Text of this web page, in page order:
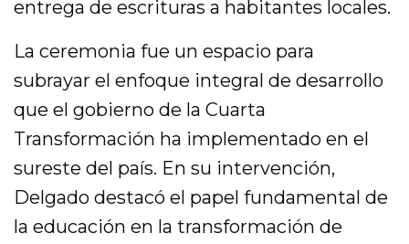
entrega de escrituras a habitantes locales.
La ceremonia fue un espacio para
subrayar el enfoque integral de desarrollo
que el gobierno de la Cuarta
Transformación ha implementado en el
sureste del país. En su intervención,
Delgado destacó el papel fundamental de
la educación en la transformación de